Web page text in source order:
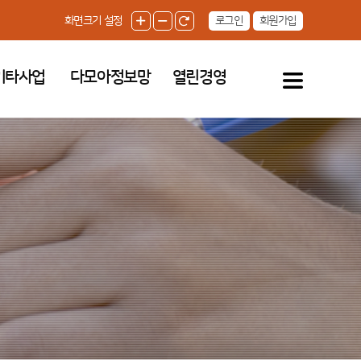
화면크기 설정 로그인 회원가입
타사업 다모아정보망 열린경영